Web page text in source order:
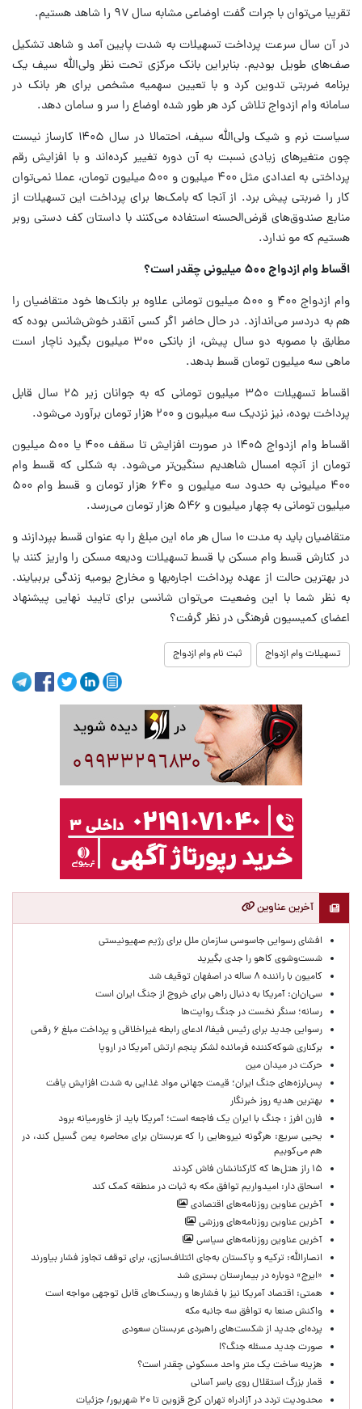
تقریبا می‌توان با جرات گفت اوضاعی مشابه سال ۹۷ را شاهد هستیم.
در آن سال سرعت پرداخت تسهیلات به شدت پایین آمد و شاهد تشکیل
صف‌های طویل بودیم. بنابراین بانک مرکزی تحت نظر ولی‌الله سیف یک
برنامه ضربتی تدوین کرد و با تعیین سهمیه مشخص برای هر بانک در
سامانه وام ازدواج تلاش کرد هر طور شده اوضاع را سر و سامان دهد.
سیاست نرم و شیک ولی‌الله سیف، احتمالا در سال ۱۴۰۵ کارساز نیست
چون متغیرهای زیادی نسبت به آن دوره تغییر کرده‌اند و با افزایش رقم
پرداختی به اعدادی مثل ۴۰۰ میلیون و ۵۰۰ میلیون تومان، عملا نمی‌توان
کار را ضربتی پیش برد. از آنجا که بامک‌ها برای پرداخت این تسهیلات از
منابع صندوق‌های قرض‌الحسنه استفاده می‌کنند با داستان کف دستی روبر
هستیم که مو ندارد.
اقساط وام ازدواج ۵۰۰ میلیونی چقدر است؟
وام ازدواج ۴۰۰ و ۵۰۰ میلیون تومانی علاوه بر بانک‌ها خود متقاضیان را
هم به دردسر می‌اندازد. در حال حاضر اگر کسی آنقدر خوش‌شانس بوده که
مطابق با مصوبه دو سال پیش، از بانکی ۳۰۰ میلیون بگیرد ناچار است
ماهی سه میلیون تومان قسط بدهد.
اقساط تسهیلات ۳۵۰ میلیون تومانی که به جوانان زیر ۲۵ سال قابل
پرداخت بوده، نیز نزدیک سه میلیون و ۲۰۰ هزار تومان برآورد می‌شود.
اقساط وام ازدواج ۱۴۰۵ در صورت افزایش تا سقف ۴۰۰ یا ۵۰۰ میلیون
تومان از آنچه امسال شاهدیم سنگین‌تر می‌شود. به شکلی که قسط وام
۴۰۰ میلیونی به حدود سه میلیون و ۶۴۰ هزار تومان و قسط وام ۵۰۰
میلیون تومانی به چهار میلیون و ۵۴۶ هزار تومان می‌رسد.
متقاضیان باید به مدت ۱۰ سال هر ماه این مبلغ را به عنوان قسط بپردازند و
در کنارش قسط وام مسکن یا قسط تسهیلات ودیعه مسکن را واریز کنند یا
در بهترین حالت از عهده پرداخت اجاره‌بها و مخارج یومیه زندگی بربیایند.
به نظر شما با این وضعیت می‌توان شانسی برای تایید نهایی پیشنهاد
اعضای کمیسیون فرهنگی در نظر گرفت؟
تسهیلات وام ازدواج ثبت نام وام ازدواج
آخرین عناوین
افشای رسوایی جاسوسی سازمان ملل برای رژیم صهیونیستی
شست‌وشوی کاهو را جدی بگیرید
کامیون با راننده ۸ ساله در اصفهان توقیف شد
سی‌ان‌ان: آمریکا به دنبال راهی برای خروج از جنگ ایران است
رسانه؛ سنگر نخست در جنگ روایت‌ها
رسوایی جدید برای رئیس فیفا/ ادعای رابطه غیراخلاقی و پرداخت مبلغ ۶ رقمی
برکناری شوکه‌کننده فرمانده لشکر پنجم ارتش آمریکا در اروپا
حركت در ميدان مين
پس‌لرزه‌های جنگ ایران؛ قیمت جهانی مواد غذایی به شدت افزایش یافت
بهترین هدیه روز خبرنگار
فارن افرز : جنگ با ایران یک فاجعه است؛ آمریکا باید از خاورمیانه برود
یحیی سریع: هرگونه نیروهایی را که عربستان برای محاصره یمن گسیل کند، در
هم می‌کوبیم
۱۵ راز هتل‌ها که کارکنانشان فاش کردند
اسحاق دار: امیدواریم توافق مکه به ثبات در منطقه کمک کند
آخرین عناوین روزنامه‌های اقتصادی
آخرین عناوین روزنامه‌های ورزشی
آخرین عناوین روزنامه‌های سیاسی
انصارالله: ترکیه و پاکستان به‌جای ائتلاف‌سازی، برای توقف تجاوز فشار بیاورند
«ایرج» دوباره در بیمارستان بستری شد
همتی: اقتصاد آمریکا نیز با فشارها و ریسک‌های قابل توجهی مواجه است
واکنش صنعا به توافق سه جانبه مکه
پرده‌ای جدید از شکست‌های راهبردی عربستان سعودی
صورت جدید مسئله جنگ؟!
هزینه ساخت یک متر واحد مسکونی چقدر است؟
قمار بزرگ استقلال روی یاسر آسانی
محدودیت تردد در آزادراه تهران کرج قزوین تا ۲۰ شهریور/ جزئیات